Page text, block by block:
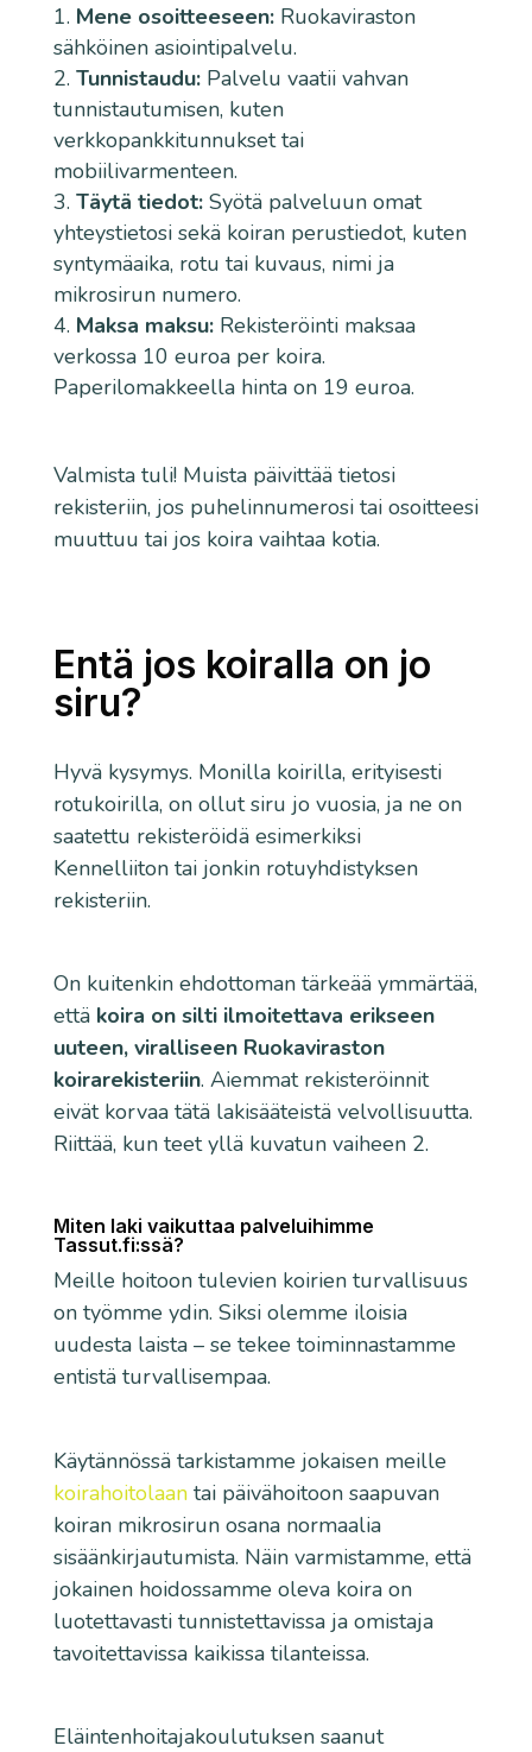
Mene osoitteeseen:Ruokaviraston
sähköinen asiointipalvelu.
Tunnistaudu:Palvelu vaatii vahvan
tunnistautumisen, kuten
verkkopankkitunnukset tai
mobiilivarmenteen.
Täytä tiedot:Syötä palveluun omat
yhteystietosi sekä koiran perustiedot, kuten
syntymäaika, rotu tai kuvaus, nimi ja
mikrosirun numero.
Maksa maksu:Rekisteröinti maksaa
verkossa 10 euroa per koira.
Paperilomakkeella hinta on 19 euroa.
Valmista tuli! Muista päivittää tietosi
rekisteriin, jos puhelinnumerosi tai osoitteesi
muuttuu tai jos koira vaihtaa kotia.
Entä jos koiralla on jo
siru?
Hyvä kysymys. Monilla koirilla, erityisesti
rotukoirilla, on ollut siru jo vuosia, ja ne on
saatettu rekisteröidä esimerkiksi
Kennelliiton tai jonkin rotuyhdistyksen
rekisteriin.
On kuitenkin ehdottoman tärkeää ymmärtää,
että koira on silti ilmoitettava erikseen
uuteen, viralliseen Ruokaviraston
koirarekisteriin. Aiemmat rekisteröinnit
eivät korvaa tätä lakisääteistä velvollisuutta.
Riittää, kun teet yllä kuvatun vaiheen 2.
Miten laki vaikuttaa palveluihimme
Tassut.fi:ssä?
Meille hoitoon tulevien koirien turvallisuus
on työmme ydin. Siksi olemme iloisia
uudesta laista – se tekee toiminnastamme
entistä turvallisempaa.
Käytännössä tarkistamme jokaisen meille
koirahoitolaantai päivähoitoon saapuvan
koiran mikrosirun osana normaalia
sisäänkirjautumista. Näin varmistamme, että
jokainen hoidossamme oleva koira on
luotettavasti tunnistettavissa ja omistaja
tavoitettavissa kaikissa tilanteissa.
Eläintenhoitajakoulutuksen saanut